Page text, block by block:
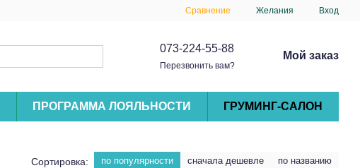
Сравнение Желания Вход
073-224-55-88
Перезвонить вам?
Мой заказ
ПРОГРАММА ЛОЯЛЬНОСТИ ГРУМИНГ-САЛОН
Сортировка: по популярности сначала дешевле по названию